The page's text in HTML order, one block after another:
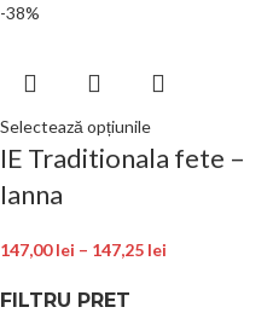
FILTRU PRET
-38%
Selectează opțiunile
IE Traditionala fete –
Ianna
147,00lei – 147,25 lei